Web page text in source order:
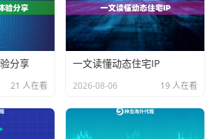
IP重复使用、资源枯竭的问题。纯净
被目标网站标记过，干净的IP池能大幅
性和带宽。
分享
21 人在看
一文读懂动态住宅IP
2026-08-06 19 人在看